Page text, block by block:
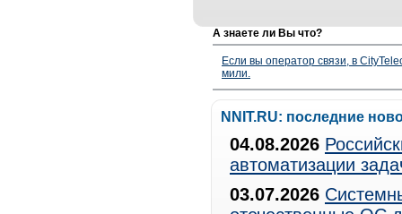
А знаете ли Вы что?
Если вы оператор связи, в
мили.
NNIT.RU: последние
04.08.2026
автоматизации
03.07.2026